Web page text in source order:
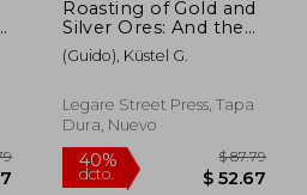
40%
dcto. $
Roasting of Gold and
Silver Ores: And the
Extraction of Their
Respective Metals
(en Inglés)
(Guido), Küstel G.
Legare Street Press, Tapa
Dura, Nuevo